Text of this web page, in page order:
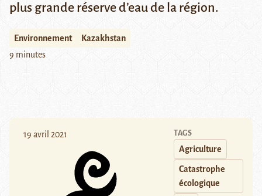
plus grande réserve d’eau de la région.
Environnement
Kazakhstan
9 minutes
19 avril 2021 TAGS
Agriculture
Catastrophe
écologique